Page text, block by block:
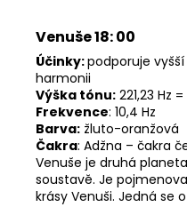
Venuše 18: 00
Účinky:podporuje
harmonii
Výška tónu: 221,23 Hz =
Frekvence: 10,4 Hz
Barva: žluto-oranžová
Čakra: Adžna – čakra
Venuše je druhá
soustavě. Je
krásy Venuši. Jedná se